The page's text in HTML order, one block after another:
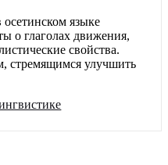
языке
о глаголах движения,
свойства.
стремящимся улучшить